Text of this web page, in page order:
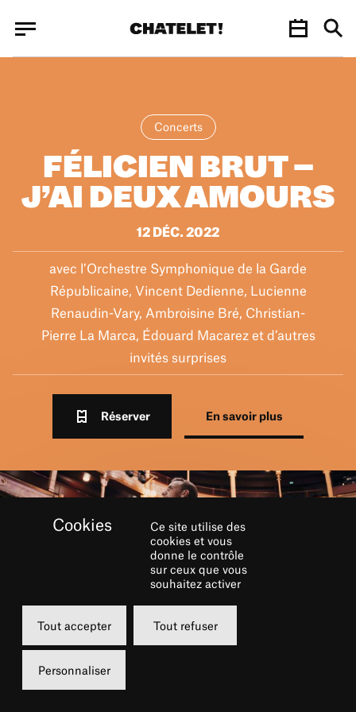
Concerts
FÉLICIEN BRUT –
J’AI DEUX AMOURS
12 DÉC. 2022
avec l’Orchestre Symphonique de la Garde
Républicaine, Vincent Dedienne, Lucienne
Renaudin-Vary, Ambroisine Bré, Christian-
Pierre La Marca, Édouard Macarez et d’autres
invités surprises
Réserver En savoir plus
RÉSERVER
Ce site utilise des
cookies et vous
donne le contrôle
sur ceux que vous
souhaitez activer
Tout accepter Tout refuser
Personnaliser